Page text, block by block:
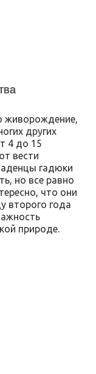
живорождение,
других
4 до 15
вести
гадюки
но все равно
что они
второго года
природе.